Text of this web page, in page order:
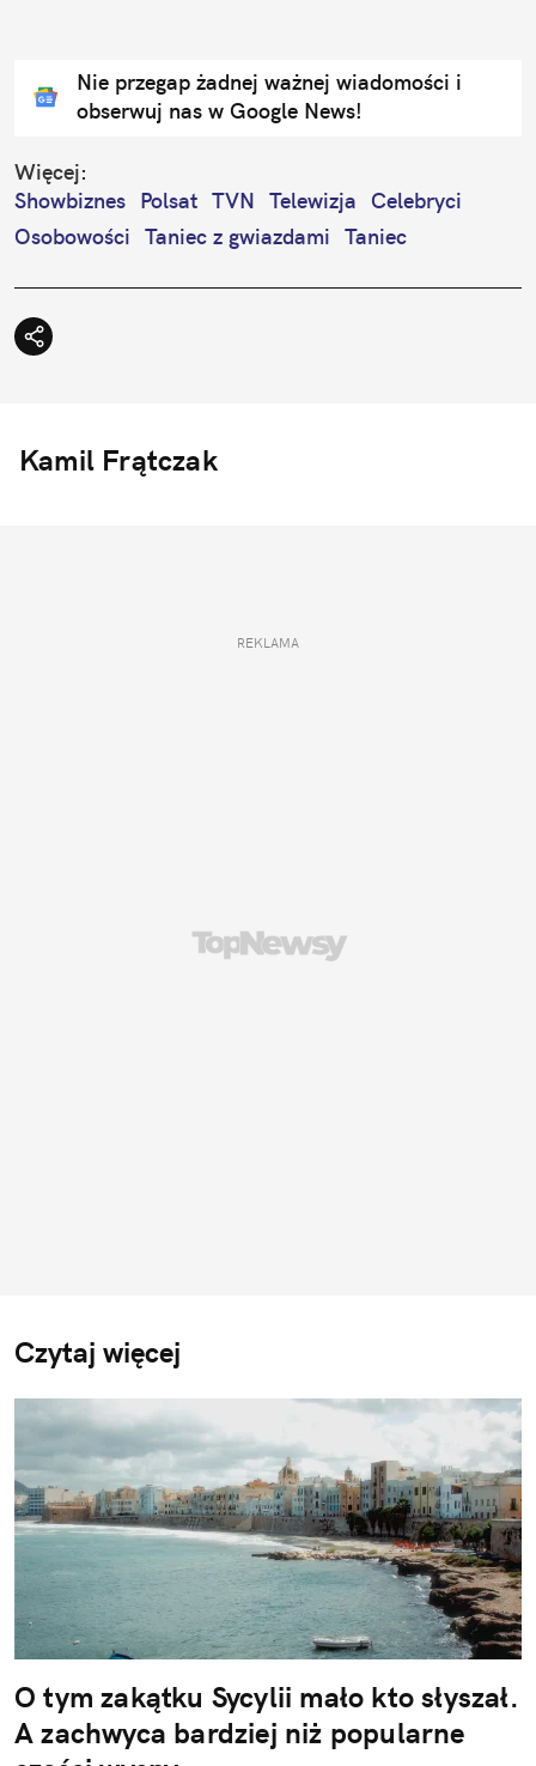
Nie przegap żadnej ważnej wiadomości i
obserwuj nas w Google News!
Więcej:
Showbiznes Polsat TVN Telewizja
Celebryci
Osobowości Taniec z gwiazdami Taniec
Kamil Frątczak
REKLAMA
Czytaj więcej
O tym zakątku Sycylii mało kto słyszał.
A zachwyca bardziej niż popularne